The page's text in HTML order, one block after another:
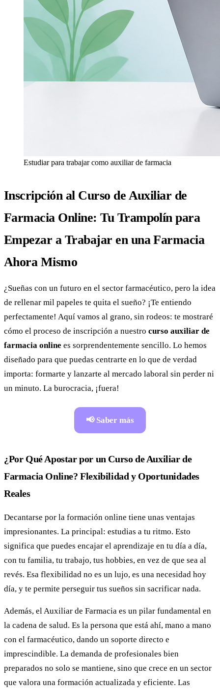
Estudiar para trabajar como auxiliar de farmacia
Inscripción al Curso de Auxiliar de
Farmacia Online: Tu Trampolín para
Empezar a Trabajar en una Farmacia
Ahora Mismo
¿Sueñas con un futuro en el sector farmacéutico, pero la idea
de rellenar mil papeles te quita el sueño? ¡Te entiendo
perfectamente! Aquí vamos al grano, sin rodeos: te mostraré
cómo el proceso de inscripción a nuestro curso auxiliar de
farmacia online es sorprendentemente sencillo. Lo hemos
diseñado para que puedas centrarte en lo que de verdad
importa: formarte y lanzarte al mercado laboral sin perder ni
un minuto. La burocracia, ¡fuera!
📢 Saber más
¿Por Qué Apostar por un Curso de Auxiliar de
Farmacia Online? Flexibilidad y Oportunidades
Reales
Decantarse por la formación online tiene unas ventajas
impresionantes. La principal: estudias a tu ritmo. Esto
significa que puedes encajar el aprendizaje en tu día a día,
con tu familia, tu trabajo, tus hobbies, en vez de que sea al
revés. Esa flexibilidad no es un lujo, es una necesidad hoy
día, y te permite perseguir tus sueños sin sacrificar nada.
Además, el Auxiliar de Farmacia es un pilar fundamental en
la cadena de salud. Es la persona que está ahí, mano a mano
con el farmacéutico, dando un soporte directo e
imprescindible. La demanda de profesionales bien
preparados no solo se mantiene, sino que crece en un sector
que valora una formación actualizada y eficiente. Las